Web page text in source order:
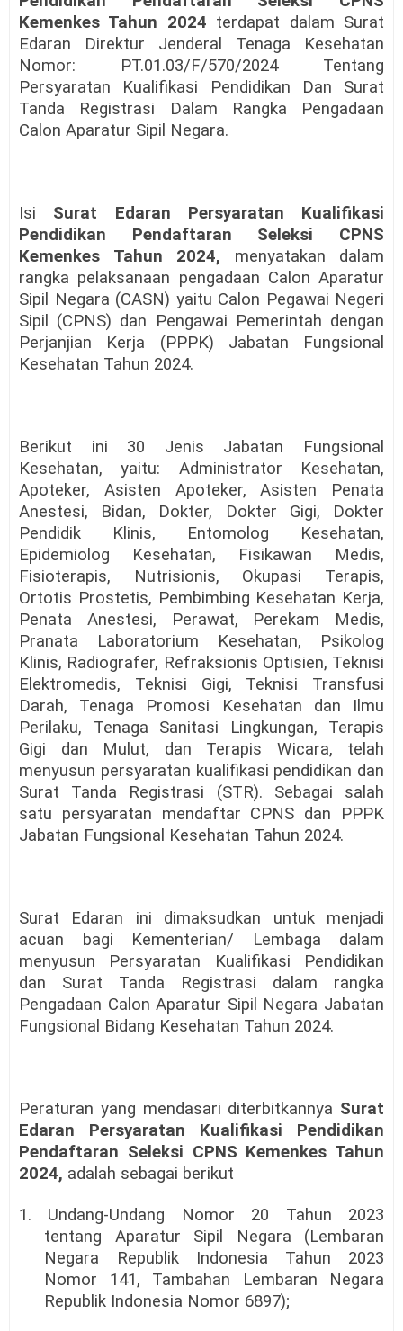
Kemenkes Tahun 2024 terdapat dalam Surat
Edaran Direktur Jenderal Tenaga Kesehatan
Nomor: PT.01.03/F/570/2024 Tentang
Persyaratan Kualifikasi Pendidikan Dan Surat
Tanda Registrasi Dalam Rangka Pengadaan
Calon Aparatur Sipil Negara.
Isi Surat Edaran Persyaratan Kualifikasi
Pendidikan Pendaftaran Seleksi CPNS
Kemenkes Tahun 2024, menyatakan dalam
rangka pelaksanaan pengadaan Calon Aparatur
Sipil Negara (CASN) yaitu Calon Pegawai Negeri
Sipil (CPNS) dan Pengawai Pemerintah dengan
Perjanjian Kerja (PPPK) Jabatan Fungsional
Kesehatan Tahun 2024.
Berikut ini 30 Jenis Jabatan Fungsional
Kesehatan, yaitu: Administrator Kesehatan,
Apoteker, Asisten Apoteker, Asisten Penata
Anestesi, Bidan, Dokter, Dokter Gigi, Dokter
Pendidik Klinis, Entomolog Kesehatan,
Epidemiolog Kesehatan, Fisikawan Medis,
Fisioterapis, Nutrisionis, Okupasi Terapis,
Ortotis Prostetis, Pembimbing Kesehatan Kerja,
Penata Anestesi, Perawat, Perekam Medis,
Pranata Laboratorium Kesehatan, Psikolog
Klinis, Radiografer, Refraksionis Optisien, Teknisi
Elektromedis, Teknisi Gigi, Teknisi Transfusi
Darah, Tenaga Promosi Kesehatan dan Ilmu
Perilaku, Tenaga Sanitasi Lingkungan, Terapis
Gigi dan Mulut, dan Terapis Wicara, telah
menyusun persyaratan kualifikasi pendidikan dan
Surat Tanda Registrasi (STR). Sebagai salah
satu persyaratan mendaftar CPNS dan PPPK
Jabatan Fungsional Kesehatan Tahun 2024.
Surat Edaran ini dimaksudkan untuk menjadi
acuan bagi Kementerian/ Lembaga dalam
menyusun Persyaratan Kualifikasi Pendidikan
dan Surat Tanda Registrasi dalam rangka
Pengadaan Calon Aparatur Sipil Negara Jabatan
Fungsional Bidang Kesehatan Tahun 2024.
Peraturan yang mendasari diterbitkannya Surat
Edaran Persyaratan Kualifikasi Pendidikan
Pendaftaran Seleksi CPNS Kemenkes Tahun
2024, adalah sebagai berikut
1. Undang-Undang Nomor 20 Tahun 2023
tentang Aparatur Sipil Negara (Lembaran
Negara Republik Indonesia Tahun 2023
Nomor 141, Tambahan Lembaran Negara
Republik Indonesia Nomor 6897);